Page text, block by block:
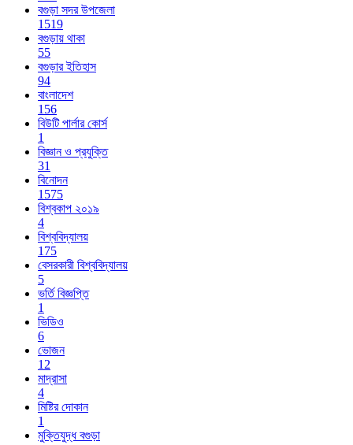
বগুড়া সদর উপজেলা
1519
বগুড়ায় থাকা
55
বগুড়ার ইতিহাস
94
বাংলাদেশ
156
বিউটি পার্লার কোর্স
1
বিজ্ঞান ও প্রযুক্তি
31
বিনোদন
1575
বিশ্বকাপ ২০১৯
4
বিশ্ববিদ্যালয়
175
বেসরকারী বিশ্ববিদ্যালয়
5
ভর্তি বিজ্ঞপ্তি
1
ভিডিও
6
ভোজন
12
মাদ্রাসা
4
মিষ্টির দোকান
1
মুক্তিযুদ্ধ বগুড়া